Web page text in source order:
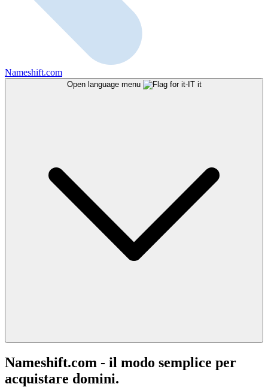
Nameshift.com
Open language menu it
Nameshift.com - il modo semplice per
acquistare domini.